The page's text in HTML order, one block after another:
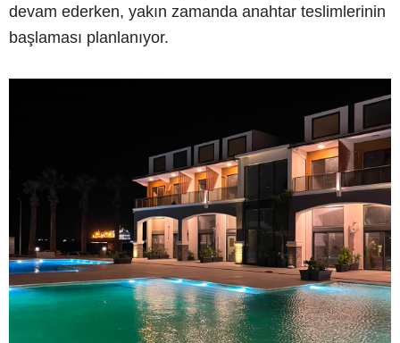
devam ederken, yakın zamanda anahtar teslimlerinin
başlaması planlanıyor.